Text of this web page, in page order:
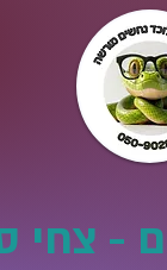
- צחי